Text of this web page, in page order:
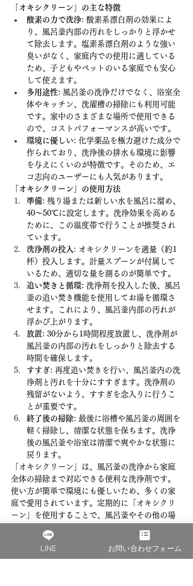
「オキシクリーン」の主な特徴
酸素の力で洗浄: 酸素系漂白剤の効果によ
り、風呂釜内部の汚れをしっかりと浮かせ
て除去します。塩素系漂白剤のような強い
臭いがなく、家庭内での使用に適している
ため、子どもやペットのいる家庭でも安心
して使えます。
多用途性: 風呂釜の洗浄だけでなく、浴室全
体やキッチン、洗濯槽の掃除にも利用可能
です。家中のさまざまな場所で使用できる
ので、コストパフォーマンスが高いです。
環境に優しい: 化学薬品を極力避けた成分で
作られており、洗浄後の排水も環境に影響
を与えにくいのが特徴です。そのため、エ
コ志向のユーザーにも人気があります。
「オキシクリーン」の使用方法
準備: 残り湯または新しい水を風呂に溜め、
40～50℃に設定します。洗浄効果を高める
ために、この温度帯で行うことが推奨され
ています。
洗浄剤の投入 : オキシクリーンを適量（約1
杯）投入します。計量スプーンが付属して
いるため、適切な量を測るのが簡単です。
追い焚きと循環: 洗浄剤を投入した後、風呂
釜の追い焚き機能を使用してお湯を循環さ
せます。これにより、風呂釜内部の汚れが
浮かび上がります。
放置: 30分から1時間程度放置し、洗浄剤が
風呂釜の内部の汚れをしっかりと除去する
時間を確保します。
すすぎ: 再度追い焚きを行い、風呂釜内の洗
浄剤と汚れを十分にすすぎます。洗浄剤の
残留がないよう、すすぎを念入りに行うこ
とが重要です。
終了後の掃除: 最後に浴槽や風呂釜の周囲を
軽く掃除し、清潔な状態を保ちます。洗浄
後の風呂釜や浴室は清潔で爽やかな状態に
戻ります。
「オキシクリーン」は、風呂釜の洗浄から家庭
全体の掃除まで対応できる便利な洗浄剤です。
使い方が簡単で環境にも優しいため、多くの家
庭で愛用されています。定期的に「オキシクリ
ーン」を使用することで、風呂釜やその他の場
とができます。
LINE お問い合わせフォーム